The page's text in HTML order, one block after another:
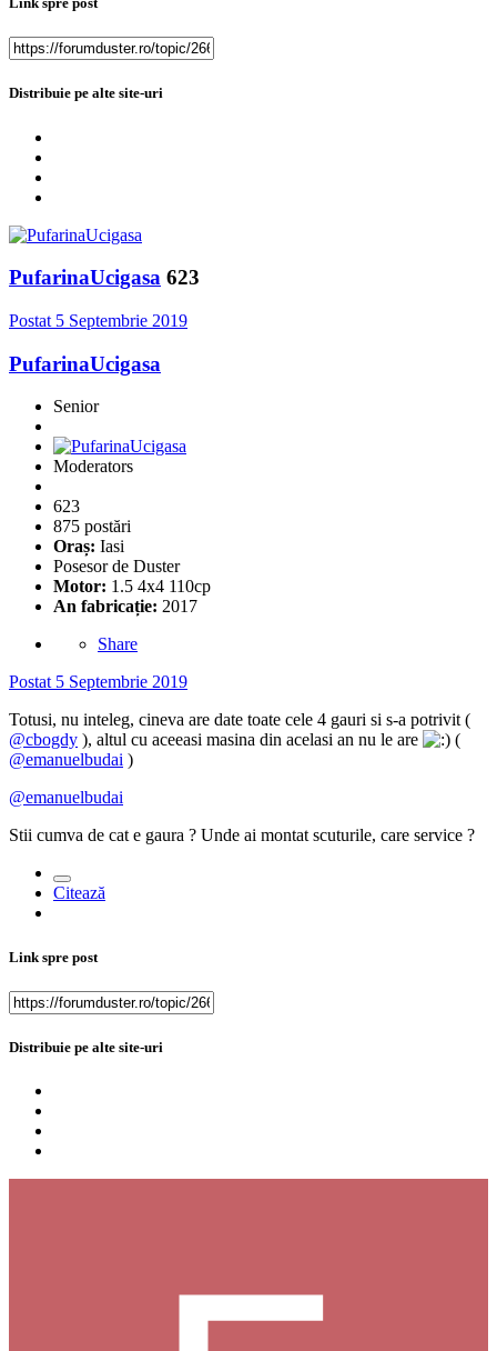
Distribuie pe alte site-uri
PufarinaUcigasa 623
Postat 5 Septembrie 2019
PufarinaUcigasa
Senior
Moderators
623
875 postări
Oraș: Iasi
Posesor de Duster
Motor: 1.5 4x4 110cp
An fabricație: 2017
Share
Postat 5 Septembrie 2019
Totusi, nu inteleg, cineva are date toate cele 4 gauri si s-a potrivit (
@cbogdy ), altul cu aceeasi masina din acelasi an nu le are
(
@emanuelbudai )
@emanuelbudai
Stii cumva de cat e gaura ? Unde ai montat scuturile, care service ?
Citează
Link spre post
Distribuie pe alte site-uri